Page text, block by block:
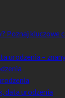
Poznaj kluczowe
urodzenia –
data urodzenia